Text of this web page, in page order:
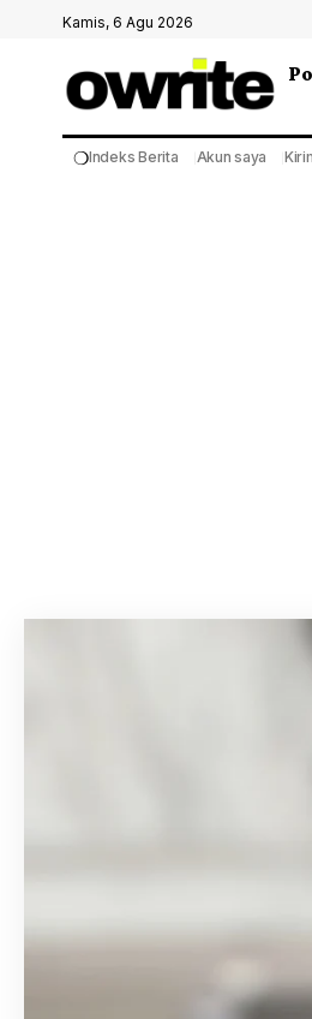
Kamis, 6 Agu 2026
❍Indeks Berita Akun saya